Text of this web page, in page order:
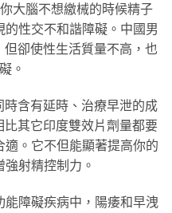
大腦不想繳械的時候精子
性交不和諧障礙。中國男
卻使性生活質量不高，也
。
時含有延時、治療早泄的成
比其它印度雙效片劑量都要
。它不但能顯著提高你的
射精控制力。
障礙疾病中，陽痿和早洩